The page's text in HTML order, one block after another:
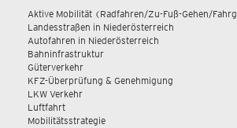
Aktive Mobilität (Radfahren/Zu-Fuß-Gehen/
Landesstraßen in Niederösterreich
Autofahren in Niederösterreich
Bahninfrastruktur
Güterverkehr
KFZ-Überprüfung & Genehmigung
LKW Verkehr
Luftfahrt
Mobilitätsstrategie